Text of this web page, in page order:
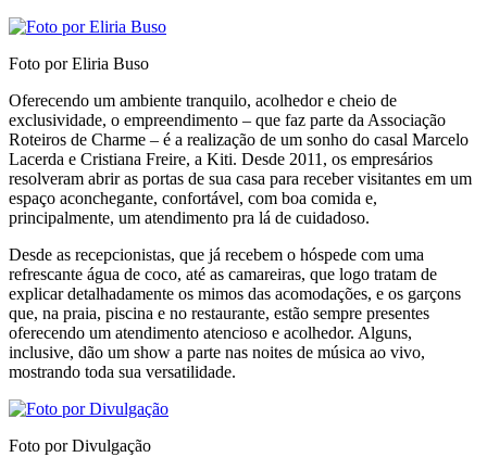
Foto por Eliria Buso
Oferecendo um ambiente tranquilo, acolhedor e cheio de
exclusividade, o empreendimento – que faz parte da Associação
Roteiros de Charme – é a realização de um sonho do casal Marcelo
Lacerda e Cristiana Freire, a Kiti. Desde 2011, os empresários
resolveram abrir as portas de sua casa para receber visitantes em um
espaço aconchegante, confortável, com boa comida e,
principalmente, um atendimento pra lá de cuidadoso.
Desde as recepcionistas, que já recebem o hóspede com uma
refrescante água de coco, até as camareiras, que logo tratam de
explicar detalhadamente os mimos das acomodações, e os garçons
que, na praia, piscina e no restaurante, estão sempre presentes
oferecendo um atendimento atencioso e acolhedor. Alguns,
inclusive, dão um show a parte nas noites de música ao vivo,
mostrando toda sua versatilidade.
Foto por Divulgação